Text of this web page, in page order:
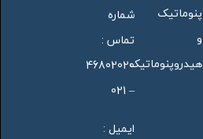
پنوماتیک
و
هیدروپنوماتیک
شماره
تماس :
46802020
– 021
ایمیل :